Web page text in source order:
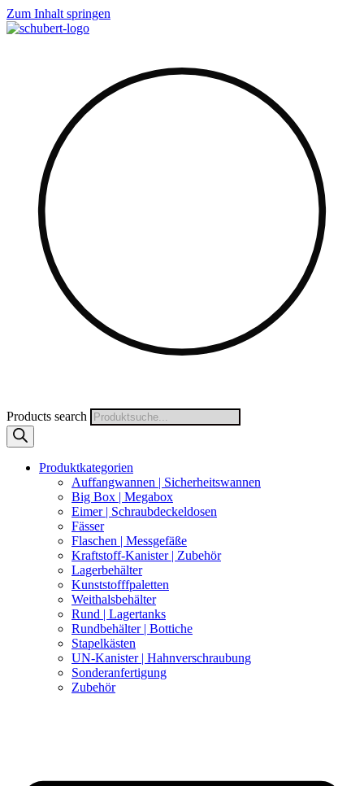
Zum Inhalt springen
Products search
Produktkategorien
Auffangwannen | Sicherheitswannen
Big Box | Megabox
Eimer | Schraubdeckeldosen
Fässer
Flaschen | Messgefäße
Kraftstoff-Kanister | Zubehör
Lagerbehälter
Kunststofffpaletten
Weithalsbehälter
Rund | Lagertanks
Rundbehälter | Bottiche
Stapelkästen
UN-Kanister | Hahnverschraubung
Sonderanfertigung
Zubehör